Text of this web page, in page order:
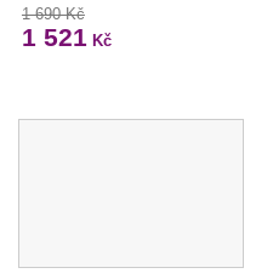
1 690 Kč
1 521 Kč